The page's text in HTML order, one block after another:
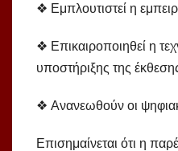
❖ Εμπλουτιστεί η
❖ Επικαιροποιηθεί η
υποστήριξης της
❖ Ανανεωθούν οι
Επισημαίνεται ότι η